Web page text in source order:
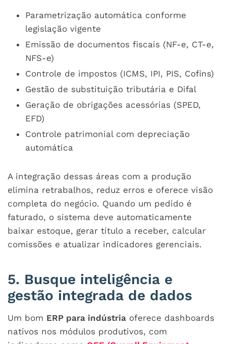
Parametrização automática conforme
legislação vigente
Emissão de documentos fiscais (NF-e, CT-e,
NFS-e)
Controle de impostos (ICMS, IPI, PIS, Cofins)
Gestão de substituição tributária e Difal
Geração de obrigações acessórias (SPED,
EFD)
Controle patrimonial com depreciação
automática
A integração dessas áreas com a produção
elimina retrabalhos, reduz erros e oferece visão
completa do negócio. Quando um pedido é
faturado, o sistema deve automaticamente
baixar estoque, gerar título a receber, calcular
comissões e atualizar indicadores gerenciais.
5. Busque inteligência e
gestão integrada de dados
Um bom ERP para indústria oferece dashboards
nativos nos módulos produtivos, com